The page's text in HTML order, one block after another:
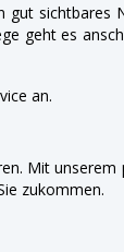
sichtbares
geht es
an.
Mit
zukommen.